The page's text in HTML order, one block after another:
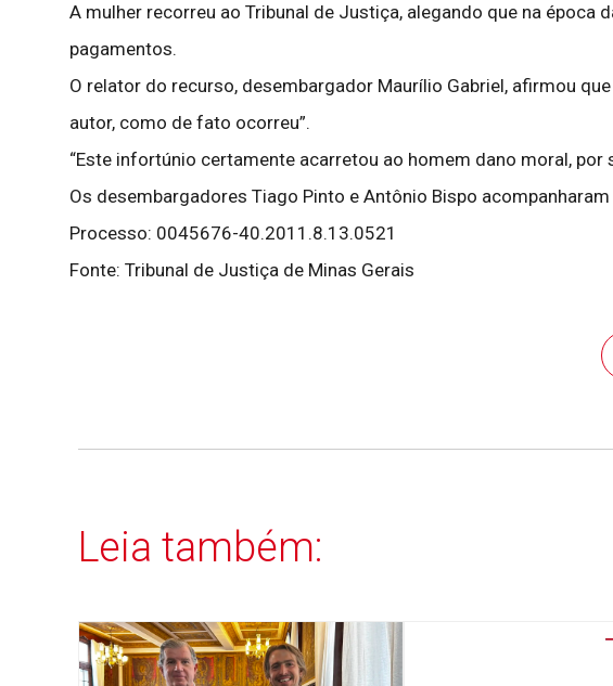
A mulher recorreu ao Tribunal de Justiça, alegando que na
pagamentos.
O relator do recurso, desembargador Maurílio Gabriel, afirmou
autor, como de fato ocorreu”.
“Este infortúnio certamente acarretou ao homem dano moral,
Os desembargadores Tiago Pinto e Antônio Bispo
Processo: 0045676-40.2011.8.13.0521
Fonte: Tribunal de Justiça de Minas Gerais
Leia também: